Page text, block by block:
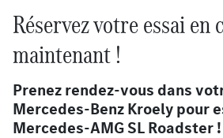
Réservez votre essai en
maintenant !
Prenez rendez-vous dans
Mercedes-Benz Kroely pour
Mercedes-AMG SL Roadster !